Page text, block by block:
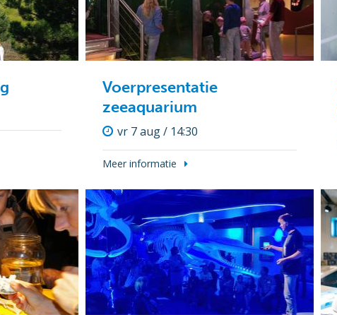
Voerpresentatie
zeeaquarium
vr 7 aug / 14:30
Meer informatie